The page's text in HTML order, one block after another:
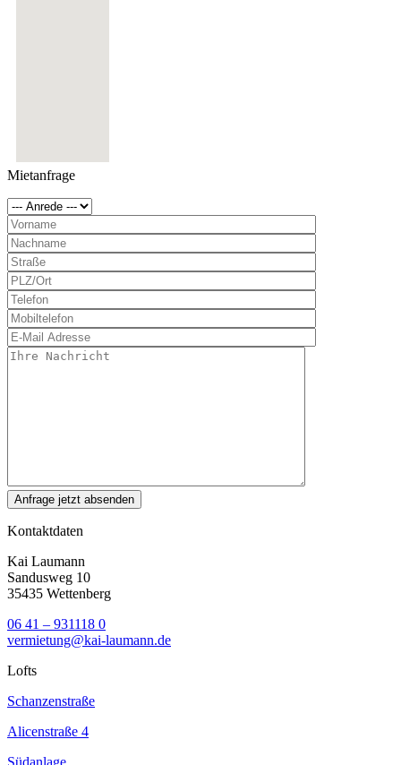
Mietanfrage
Kontaktdaten
Kai Laumann
Sandusweg 10
35435 Wettenberg
06 41 – 931118 0
vermietung@kai-laumann.de
Lofts
Schanzenstraße
Alicenstraße 4
Südanlage